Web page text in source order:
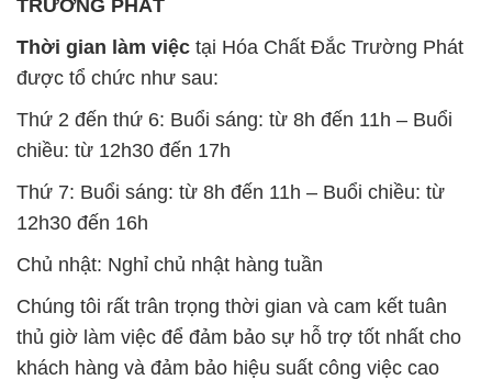
TRƯỜNG PHÁT
Thời gian làm việc tại Hóa Chất Đắc Trường Phát
được tổ chức như sau:
Thứ 2 đến thứ 6: Buổi sáng: từ 8h đến 11h – Buổi
chiều: từ 12h30 đến 17h
Thứ 7: Buổi sáng: từ 8h đến 11h – Buổi chiều: từ
12h30 đến 16h
Chủ nhật: Nghỉ chủ nhật hàng tuần
Chúng tôi rất trân trọng thời gian và cam kết tuân
thủ giờ làm việc để đảm bảo sự hỗ trợ tốt nhất cho
khách hàng và đảm bảo hiệu suất công việc cao